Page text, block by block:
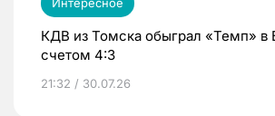
Интересное
КДВ из Томска обыграл «Темп» в
счетом 4:3
21:32 / 30.07.26